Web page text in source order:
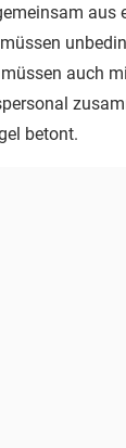
aus
auch
betont.